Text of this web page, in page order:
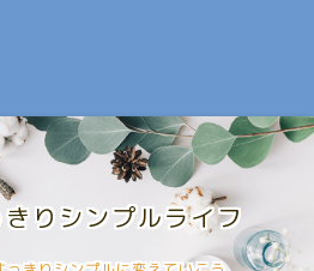
りシンプルライフ